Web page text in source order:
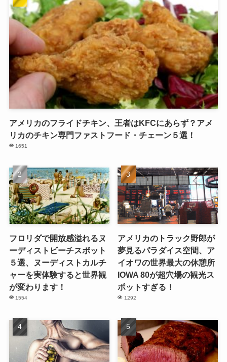
アメリカのフライドチキン、王者はKFCにあらず？アメ
リカのチキン専門ファストフード・チェーン５選！
1651
フロリダで開放感溢れるヌ
ーディストビーチスポット
５選、ヌーディストカルチ
ャーを実体験すると世界観
が変わります！
1554
アメリカのトラック野郎が
夢見るパラダイス空間、ア
イオワの世界最大の休憩所
IOWA 80が超穴場の観光ス
ポットすぎる！
1292